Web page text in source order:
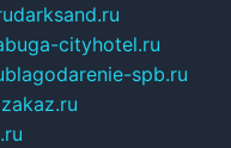
darksand.ru
cityhotel.ru
blagodarenie-spb.ru